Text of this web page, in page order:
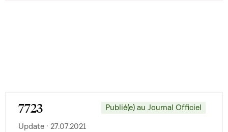
7723
Publié(e) au Journal Officiel
Update · 27.07.2021